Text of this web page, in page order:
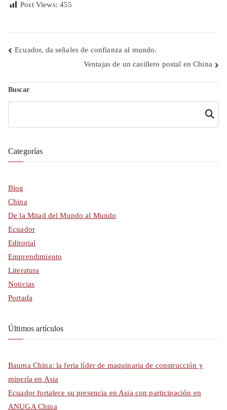
Post Views: 455
Navegación
entradas
Ecuador, da señales de confianza al mundo.
Ventajas de un casillero postal en China
Buscar
Buscar
Categorías
Blog
China
De la Mitad del Mundo al Mundo
Ecuador
Editorial
Emprendimiento
Literatura
Noticias
Portada
Últimos artículos
Bauma China: la feria líder de maquinaria de construcción y
minería en Asia
Ecuador fortalece su presencia en Asia con participación en
ANUGA China